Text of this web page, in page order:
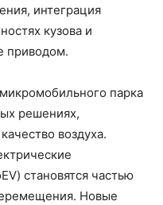
интеграция
кузова и
приводом.
парка
решениях,
воздуха.
становятся частью
Новые